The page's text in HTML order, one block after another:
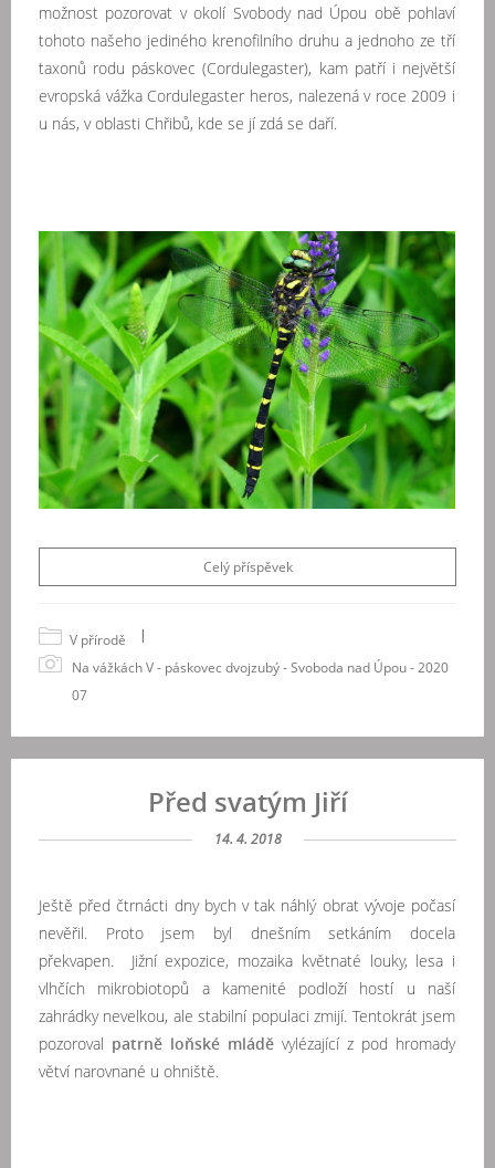
možnost pozorovat v okolí Svobody nad Úpou obě pohlaví
tohoto našeho jediného krenofilního druhu a jednoho ze tří
taxonů rodu páskovec (Cordulegaster), kam patří i největší
evropská vážka Cordulegaster heros, nalezená v roce 2009 i
u nás, v oblasti Chřibů, kde se jí zdá se daří.
Celý příspěvek
V přírodě
|
Na vážkách V - páskovec dvojzubý - Svoboda nad Úpou - 2020
07
Před svatým Jiří
14. 4. 2018
Ještě před čtrnácti dny bych v tak náhlý obrat vývoje počasí
nevěřil. Proto jsem byl dnešním setkáním docela
překvapen. Jižní expozice, mozaika květnaté louky, lesa i
vlhčích mikrobiotopů a kamenité podloží hostí u naší
zahrádky nevelkou, ale stabilní populaci zmijí. Tentokrát jsem
pozoroval patrně loňské mládě vylézající z pod hromady
větví narovnané u ohniště.